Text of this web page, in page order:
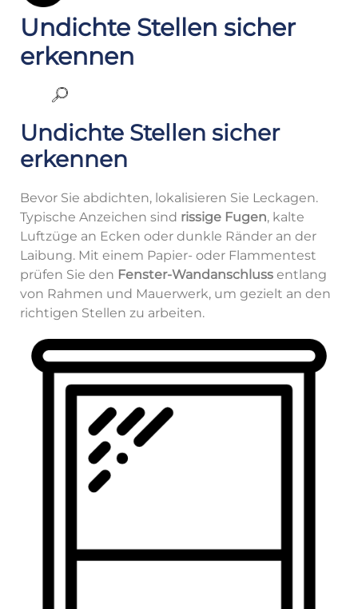
Undichte Stellen sicher
erkennen
Undichte Stellen sicher
erkennen
Bevor Sie abdichten, lokalisieren Sie Leckagen.
Typische Anzeichen sind rissige Fugen, kalte
Luftzüge an Ecken oder dunkle Ränder an der
Laibung. Mit einem Papier- oder Flammentest
prüfen Sie den Fenster-Wandanschluss entlang
von Rahmen und Mauerwerk, um gezielt an den
richtigen Stellen zu arbeiten.